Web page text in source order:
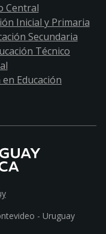
Central
Inicial y Primaria
Secundaria
Técnico
Educación
- Uruguay